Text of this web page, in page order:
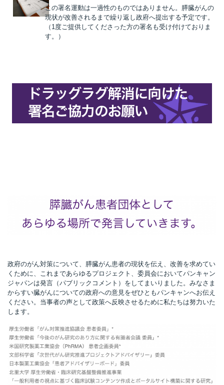
この署名運動は一過性のものではありません。膵臓がんの
現状が改善されるまで繰り返し政府へ提出する予定です。
（1度ご提供してくださった方の署名も受け付けておりま
す。）
政府のがん対策について、膵臓がん患者の現状を伝え、改善を求めてい
くために、これまであらゆるプロジェクト、委員会においてパンキャン
ジャパンは発言（パブリックコメント）をしてまいりました。みなさま
からすい臓がんについての政府への意見をぜひともパンキャンへお伝え
ください。当事者の声として政策へ反映させるために私たちは努力いた
します。